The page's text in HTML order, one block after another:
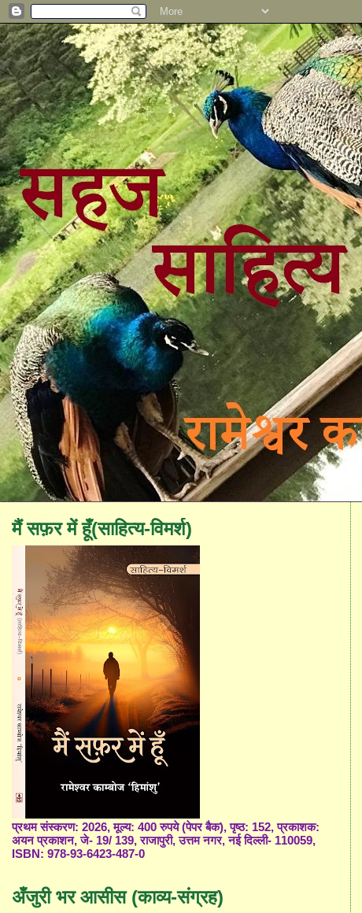
मैं सफ़र में हूँ(साहित्य-विमर्श)
प्रथम संस्करण: 2026, मूल्य: 400 रुपये (पेपर बैक), पृष्ठ: 152, प्रकाशक:
अयन प्रकाशन, जे- 19/ 139, राजापुरी, उत्तम नगर, नई दिल्ली- 110059,
ISBN: 978-93-6423-487-0
अँजुरी भर आसीस (काव्य-संग्रह)